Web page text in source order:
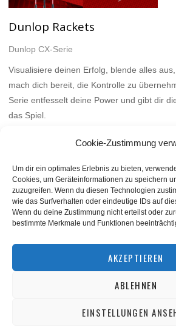
Cookie-Zustimmung
Um dir ein optimales Erlebnis zu bieten,
Cookies, um Geräteinformationen zu speichern
zuzugreifen. Wenn du diesen Technologien
wie das Surfverhalten oder eindeutige IDs auf
Wenn du deine Zustimmung nicht erteilst oder
bestimmte Merkmale und Funktionen
AKZEPTIEREN
ABLEHNEN
EINSTELLUNGEN
Dunlop Rackets
Dunlop CX-Serie
Visualisiere deinen Erfolg, blende alles
mach dich bereit, die Kontrolle zu
Serie entfesselt deine Power und gibt dir
das Spiel.
BACK TO TOP
squashnet.de2026
Performance Marketing by